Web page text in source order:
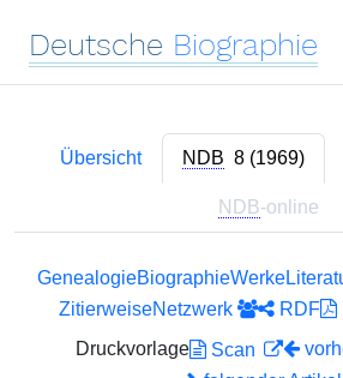
Deutsche Biographie
Übersicht NDB 8 (1969)
NDB-online
GenealogieBiographieWerke
ZitierweiseNetzwerk RDF
Druckvorlage
Scan